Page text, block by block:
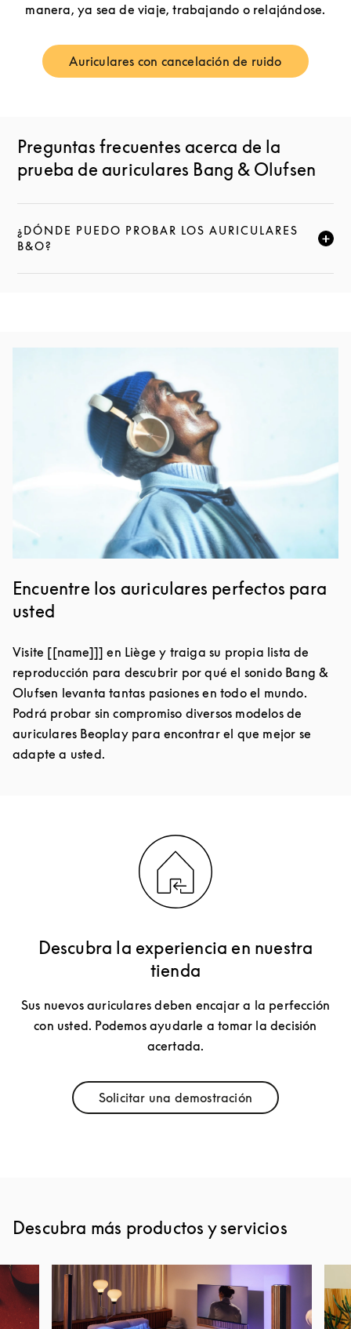
manera, ya sea de viaje, trabajando o relajándose.
Auriculares con cancelación de ruido
Link Opens in New Tab
Preguntas frecuentes acerca de la
prueba de auriculares Bang & Olufsen
¿DÓNDE PUEDO PROBAR LOS AURICULARES
B&O?
HAZ CLIC PARA AMPLIAR ESTA DESCRIPCIÓN Y
Encuentre los auriculares perfectos para
usted
Visite [[name]]] en Liège y traiga su propia lista de
reproducción para descubrir por qué el sonido Bang &
Olufsen levanta tantas pasiones en todo el mundo.
Podrá probar sin compromiso diversos modelos de
auriculares Beoplay para encontrar el que mejor se
adapte a usted.
Descubra la experiencia en nuestra
tienda
Sus nuevos auriculares deben encajar a la perfección
con usted. Podemos ayudarle a tomar la decisión
acertada.
Solicitar una demostración
Link Opens in New Tab
Descubra más productos y servicios